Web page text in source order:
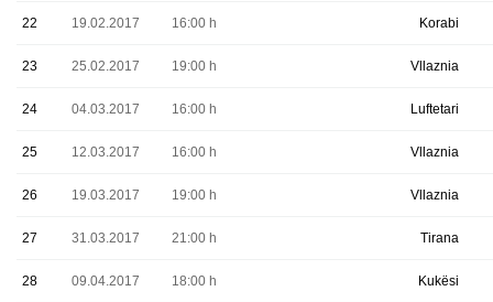
22 19.02.2017 16:00 h Korabi
23 25.02.2017 19:00 h Vllaznia
24 04.03.2017 16:00 h Luftetari
25 12.03.2017 16:00 h Vllaznia
26 19.03.2017 19:00 h Vllaznia
27 31.03.2017 21:00 h Tirana
28 09.04.2017 18:00 h Kukësi